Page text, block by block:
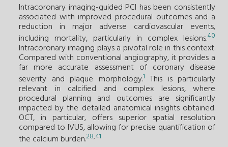
Intracoronary imaging-guided PCI has been consistently
associated with improved procedural outcomes and a
reduction in major adverse cardiovascular events,
including mortality, particularly in complex lesions.40
Intracoronary imaging plays a pivotal role in this context.
Compared with conventional angiography, it provides a
far more accurate assessment of coronary disease
severity and plaque morphology.1 This is particularly
relevant in calcified and complex lesions, where
procedural planning and outcomes are significantly
impacted by the detailed anatomical insights obtained.
OCT, in particular, offers superior spatial resolution
compared to IVUS, allowing for precise quantification of
the calcium burden.28,41